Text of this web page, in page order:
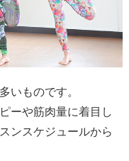
いものです。
ーや筋肉量に着目し
ンスケジュールから